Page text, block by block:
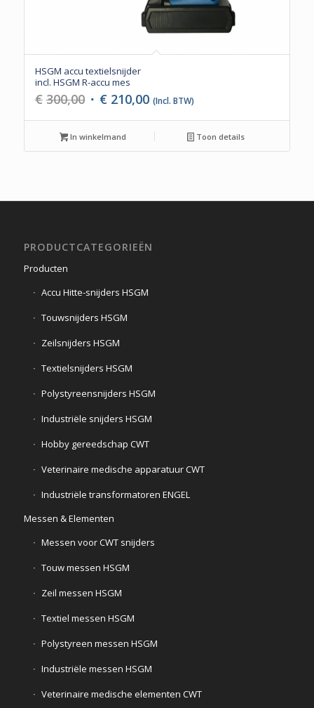
HSGM accu textielsnijder
incl. HSGM R-accu mes
€ 300,00 Oorspronkelijke
was:
€300,00.
€ 210,00Huidige
is:
€210,00.
(Incl. BTW)
In winkelmand Toon details
PRODUCTCATEGORIEËN
Producten
Accu Hitte-snijders HSGM
Touwsnijders HSGM
Zeilsnijders HSGM
Textielsnijders HSGM
Polystyreensnijders HSGM
Industriële snijders HSGM
Hobby gereedschap CWT
Veterinaire medische apparatuur CWT
Industriële transformatoren ENGEL
Messen & Elementen
Messen voor CWT snijders
Touw messen HSGM
Zeil messen HSGM
Textiel messen HSGM
Polystyreen messen HSGM
Industriële messen HSGM
Veterinaire medische elementen CWT